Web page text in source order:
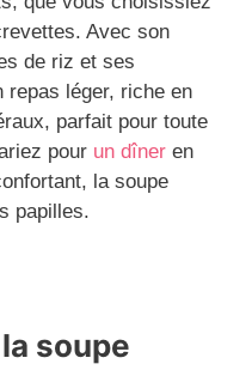
Avec son
de riz et ses
repas léger, riche en
parfait pour toute
pour un dîner en
la soupe
papilles.
soupe